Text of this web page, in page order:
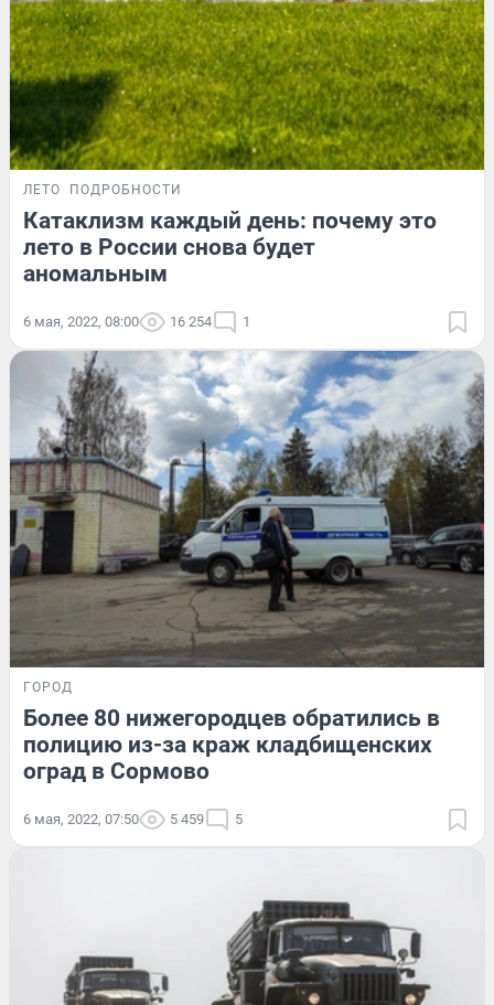
ЛЕТО ПОДРОБНОСТИ
Катаклизм каждый день: почему это
лето в России снова будет
аномальным
6 мая, 2022, 08:00 16 254 1
ГОРОД
Более 80 нижегородцев обратились в
полицию из-за краж кладбищенских
оград в Сормово
6 мая, 2022, 07:50 5 459 5